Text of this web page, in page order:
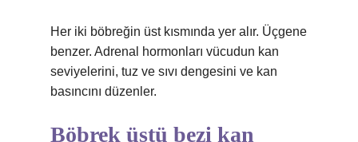
Her iki böbreğin üst kısmında yer alır. Üçgene
benzer. Adrenal hormonları vücudun kan
seviyelerini, tuz ve sıvı dengesini ve kan
basıncını düzenler.
Böbrek üstü bezi kan